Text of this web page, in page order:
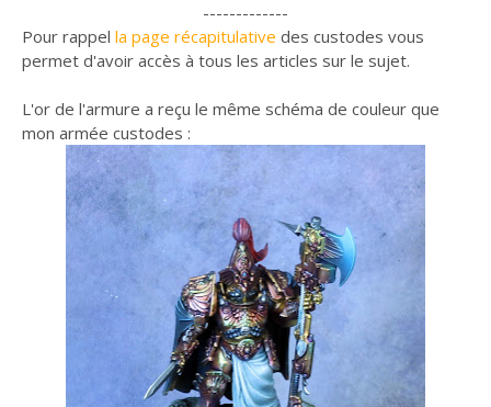
-------------
Pour rappel la page récapitulative des custodes vous
permet d'avoir accès à tous les articles sur le sujet.
L'or de l'armure a reçu le même schéma de couleur que
mon armée custodes :